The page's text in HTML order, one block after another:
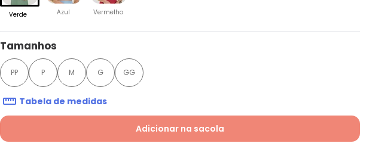
Verde Azul Vermelho
Tamanhos
PP P M G GG
Tabela de medidas
Adicionar na sacola